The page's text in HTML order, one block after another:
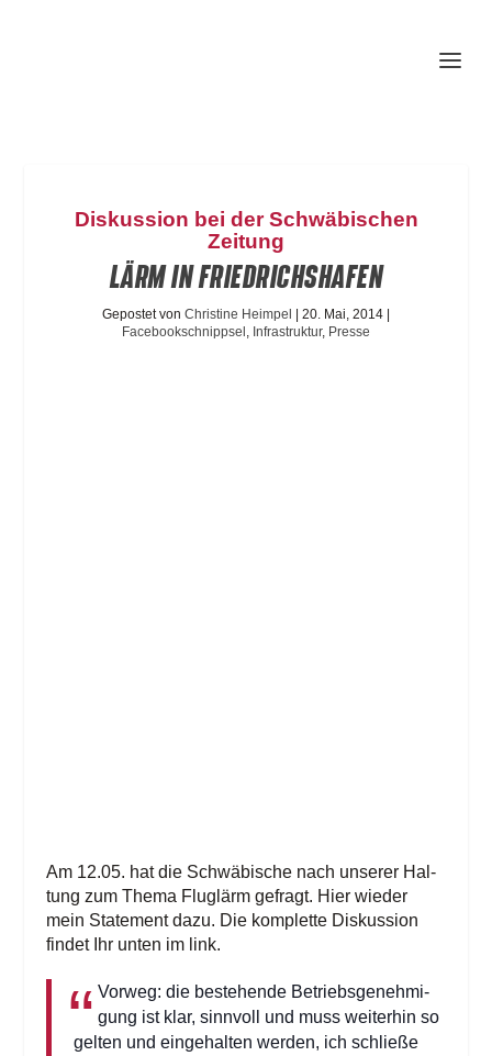
Diskussion bei der Schwäbischen
Zeitung
LÄRM IN FRIEDRICHSHAFEN
Gepostet von Christine Heimpel 20. Mai, 2014
Facebookschnippsel , Infrastruktur, Presse
Am 12.05. hat die Schwä­bi­sche nach unse­rer Hal­
tung zum The­ma Flug­lärm gefragt. Hier wie­der
mein State­ment dazu. Die kom­plet­te Dis­kus­si­on
fin­det Ihr unten im link.
Vor­weg: die bestehen­de Betriebs­ge­neh­mi­
gung ist klar, sinn­voll und muss wei­ter­hin so
gel­ten und ein­ge­hal­ten wer­den, ich schlie­ße